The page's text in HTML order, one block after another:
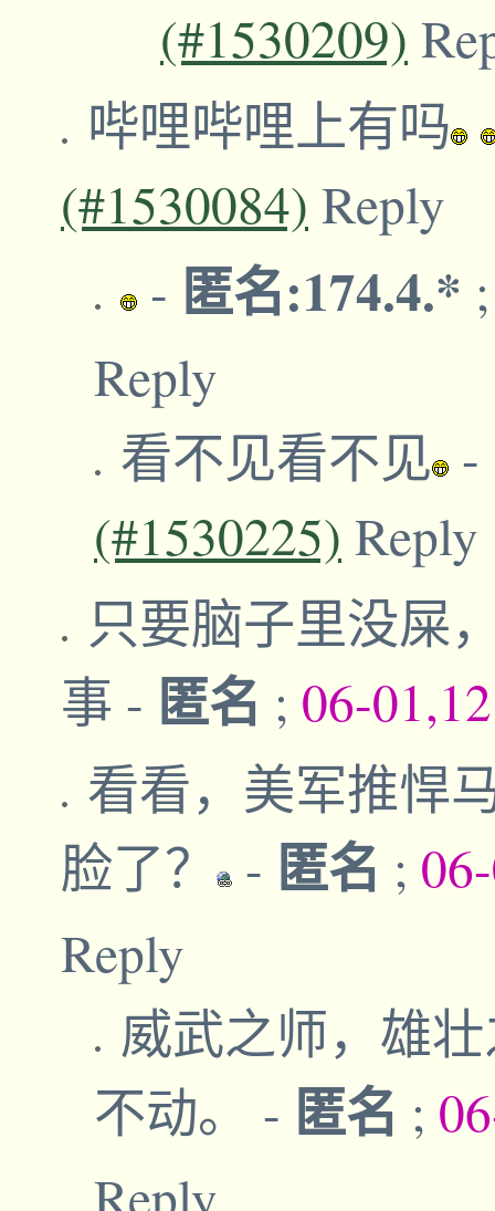
(#1530209)
哔哩哔哩上有吗
(#1530084) Reply
- 匿名:174.4.*
Reply
看不见看不见 -
(#1530225) Reply
只要脑子里没屎
事 - 匿名 ; 06-
看看，美军推悍
脸了？
- 匿名 ;
Reply
威武之师，雄
不动。 - 匿名 ;
Reply